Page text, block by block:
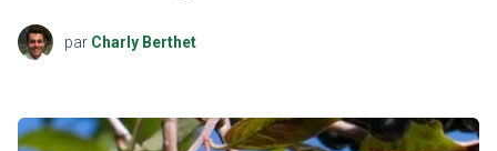
par Charly Berthet